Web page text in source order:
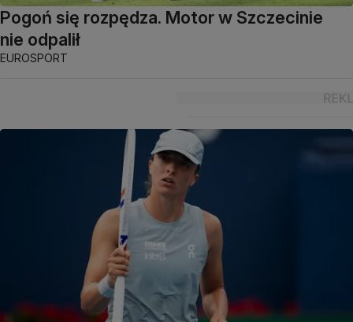
Pogoń się rozpędza. Motor w Szczecinie
nie odpalił
EUROSPORT